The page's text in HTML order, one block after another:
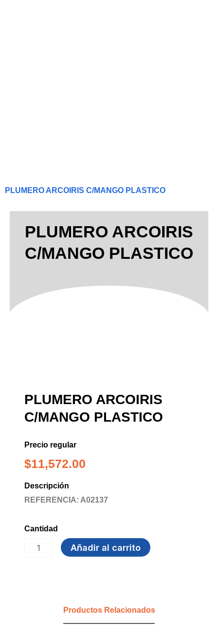
PLUMERO ARCOIRIS C/MANGO PLASTICO
PLUMERO ARCOIRIS
C/MANGO PLASTICO
PLUMERO ARCOIRIS
C/MANGO PLASTICO
Precio regular
$11,572.00
Descripción
REFERENCIA: A02137
Cantidad
ARCOIRIS
Añadir al carrito
Productos Relacionados